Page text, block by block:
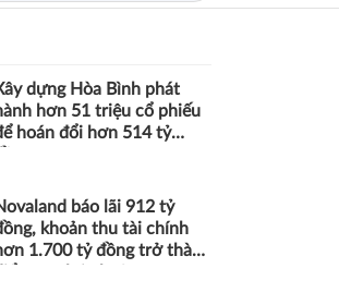
dựng Hòa Bình phát
hơn 51 triệu cổ phiếu
hoán đổi hơn 514 tỷ
báo lãi 912 tỷ
khoản thu tài chính
1.700 tỷ đồng trở thành